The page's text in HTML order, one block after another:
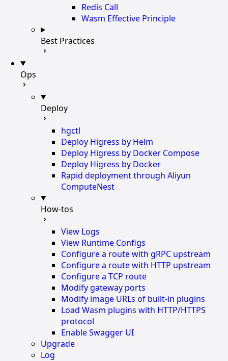
Redis Call
Wasm Effective Principle
Best Practices
Ops
Deploy
hgctl
Deploy Higress by Helm
Deploy Higress by Docker Compose
Deploy Higress by Docker
Rapid deployment through Aliyun
ComputeNest
How-tos
View Logs
View Runtime Configs
Configure a route with gRPC upstream
Configure a route with HTTP upstream
Configure a TCP route
Modify gateway ports
Modify image URLs of built-in plugins
Load Wasm plugins with HTTP/HTTPS
protocol
Enable Swagger UI
Upgrade
Log